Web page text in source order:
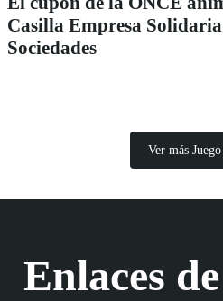
Casilla Empresa
Sociedades
Ver más
Enlaces